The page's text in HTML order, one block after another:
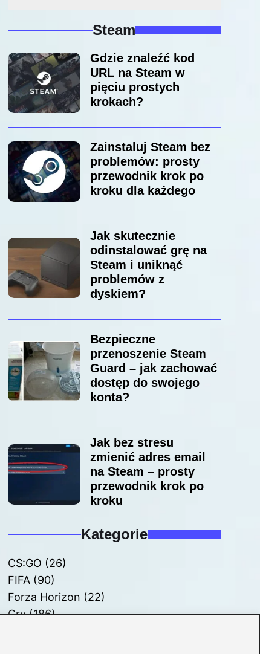
Steam
Gdzie znaleźć kod
URL na Steam w
pięciu prostych
krokach?
Zainstaluj Steam bez
problemów: prosty
przewodnik krok po
kroku dla każdego
Jak skutecznie
odinstalować grę na
Steam i uniknąć
problemów z
dyskiem?
Bezpieczne
przenoszenie Steam
Guard – jak zachować
dostęp do swojego
konta?
Jak bez stresu
zmienić adres email
na Steam – prosty
przewodnik krok po
kroku
Kategorie
CS:GO (26)
FIFA(90)
Forza Horizon (22)
Gry(186)